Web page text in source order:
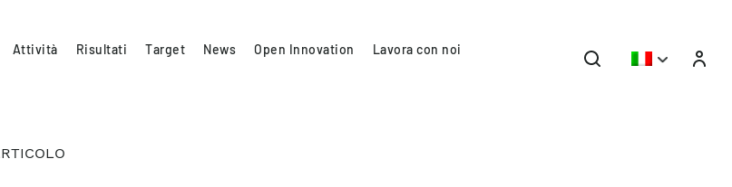
Attività Risultati Target News Open Innovation Lavora con noi